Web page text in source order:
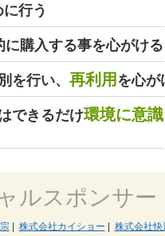
行う
に購入する事を心がける
を行い、 再利用 を心が
できるだけ環境に意識
ルスポンサー
| 株式会社カイショー 株式会社